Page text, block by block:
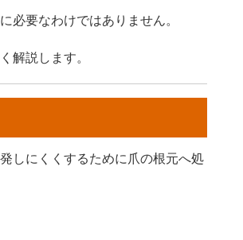
必要なわけではありません。
解説します。
しにくくするために爪の根元へ処